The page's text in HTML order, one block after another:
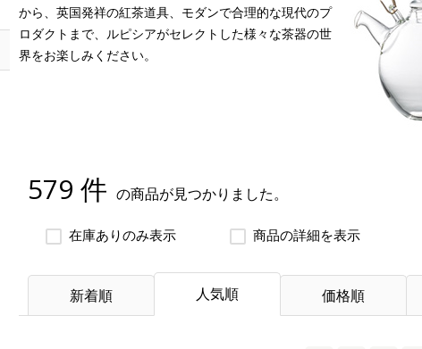
から、英国発祥の紅茶道具、モダンで合理的な現代のプ
ロダクトまで、ルピシアがセレクトした様々な茶器の世
界をお楽しみください。
579 件 の商品が見つかりました。
在庫ありのみ表示 商品の詳細を表示
新着順 人気順 価格順